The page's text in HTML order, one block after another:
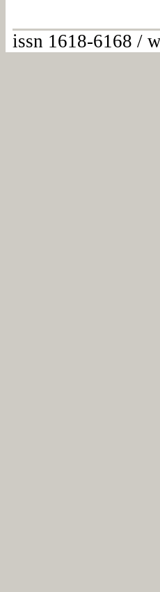
issn 1618-6168 /